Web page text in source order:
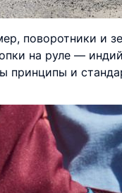
поворотники и
на руле —
и